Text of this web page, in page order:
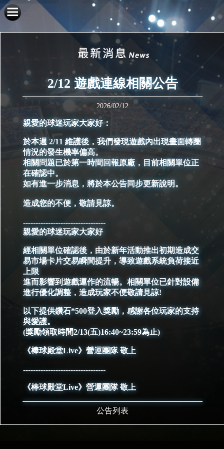
2/12 遊戲連線相關公告
2026/02/12
親愛的球迷玩家大家好：
於本週 2/11 維護後，我們發現遊戲內出現畫面轉圈
情況的發生機率偏高。
相關問題已於第一時間回報原廠，目前相關單位正
在確認中。
如有進一步消息，將於本公告同步更新說明。
造成您的不便，敬請見諒。
---------------------------------
親愛的球迷玩家大家好
經相關單位確認後，由於新年活動推出初期造成交
易市場卡片交易瞬間提升，導致遊戲系統負荷接近
上限
進而影響到遊戲運作的流暢。相關單位已針對設備
進行優化調整，造成玩家不便敬請見諒!
以下提供鑽石*500登入獎勵，感謝各位玩家的支持
與愛護。
(獎勵領取時間2/13(五)16:40~23:59為止)
《棒球殿堂Live》營運團隊 敬上
---------------------------------
《棒球殿堂Live》營運團隊 敬上
公告列表